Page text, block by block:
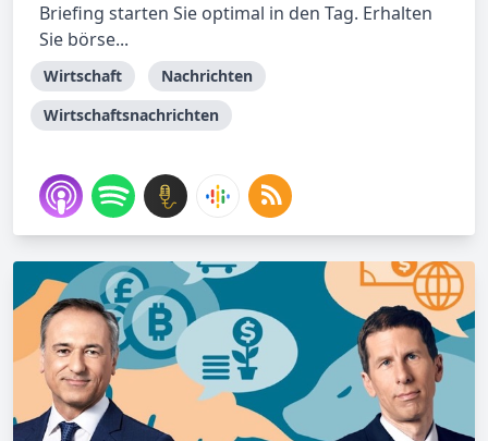
Briefing starten Sie optimal in den Tag. Erhalten
Sie börse...
Wirtschaft
Nachrichten
Wirtschaftsnachrichten